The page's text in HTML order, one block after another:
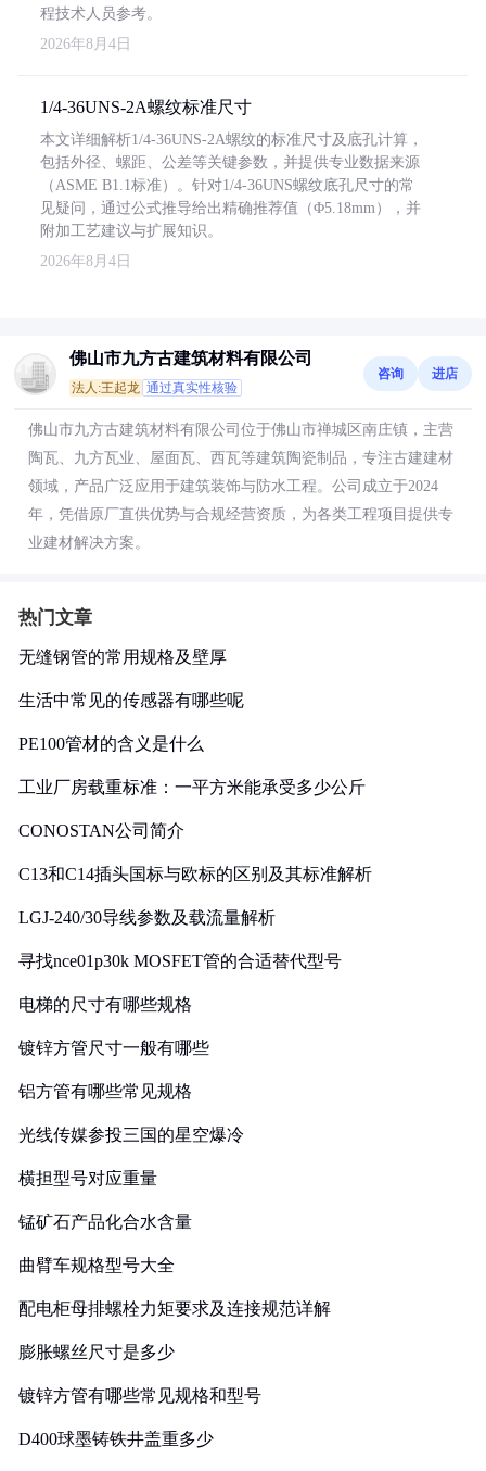
程技术人员参考。
2026年8月4日
1/4-36UNS-2A螺纹标准尺寸
本文详细解析1/4-36UNS-2A螺纹的标准尺寸及底孔计算，
包括外径、螺距、公差等关键参数，并提供专业数据来源
（ASME B1.1标准）。针对1/4-36UNS螺纹底孔尺寸的常
见疑问，通过公式推导给出精确推荐值（Φ5.18mm），并
附加工艺建议与扩展知识。
2026年8月4日
佛山市九方古建筑材料有限公司
法人:王起龙 通过真实性核验
咨询 进店
佛山市九方古建筑材料有限公司位于佛山市禅城区南庄镇，主营
陶瓦、九方瓦业、屋面瓦、西瓦等建筑陶瓷制品，专注古建建材
领域，产品广泛应用于建筑装饰与防水工程。公司成立于2024
年，凭借原厂直供优势与合规经营资质，为各类工程项目提供专
业建材解决方案。
热门文章
无缝钢管的常用规格及壁厚
生活中常见的传感器有哪些呢
PE100管材的含义是什么
工业厂房载重标准：一平方米能承受多少公斤
CONOSTAN公司简介
C13和C14插头国标与欧标的区别及其标准解析
LGJ-240/30导线参数及载流量解析
寻找nce01p30k MOSFET管的合适替代型号
电梯的尺寸有哪些规格
镀锌方管尺寸一般有哪些
铝方管有哪些常见规格
光线传媒参投三国的星空爆冷
横担型号对应重量
锰矿石产品化合水含量
曲臂车规格型号大全
配电柜母排螺栓力矩要求及连接规范详解
膨胀螺丝尺寸是多少
镀锌方管有哪些常见规格和型号
D400球墨铸铁井盖重多少